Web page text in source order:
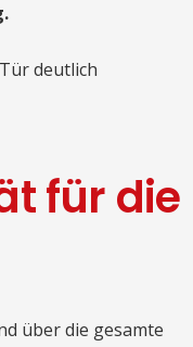
deutlich
für die
über die gesamte